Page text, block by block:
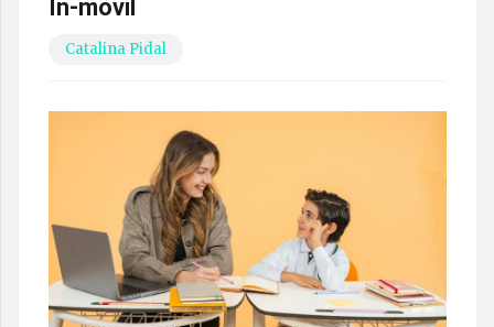
In-móvil
Catalina Pidal